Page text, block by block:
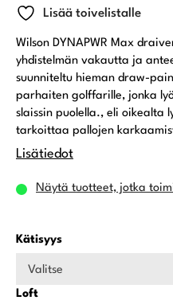
Lisää toivelistalle
Wilson DYNAPWR Max
yhdistelmän vakautta ja
suunniteltu hieman draw-
parhaiten golffarille, jonka
slaissin puolella., eli oikealta
tarkoittaa pallojen
Lisätiedot
Näytä tuotteet, jotka
Kätisyys
Valitse
Loft